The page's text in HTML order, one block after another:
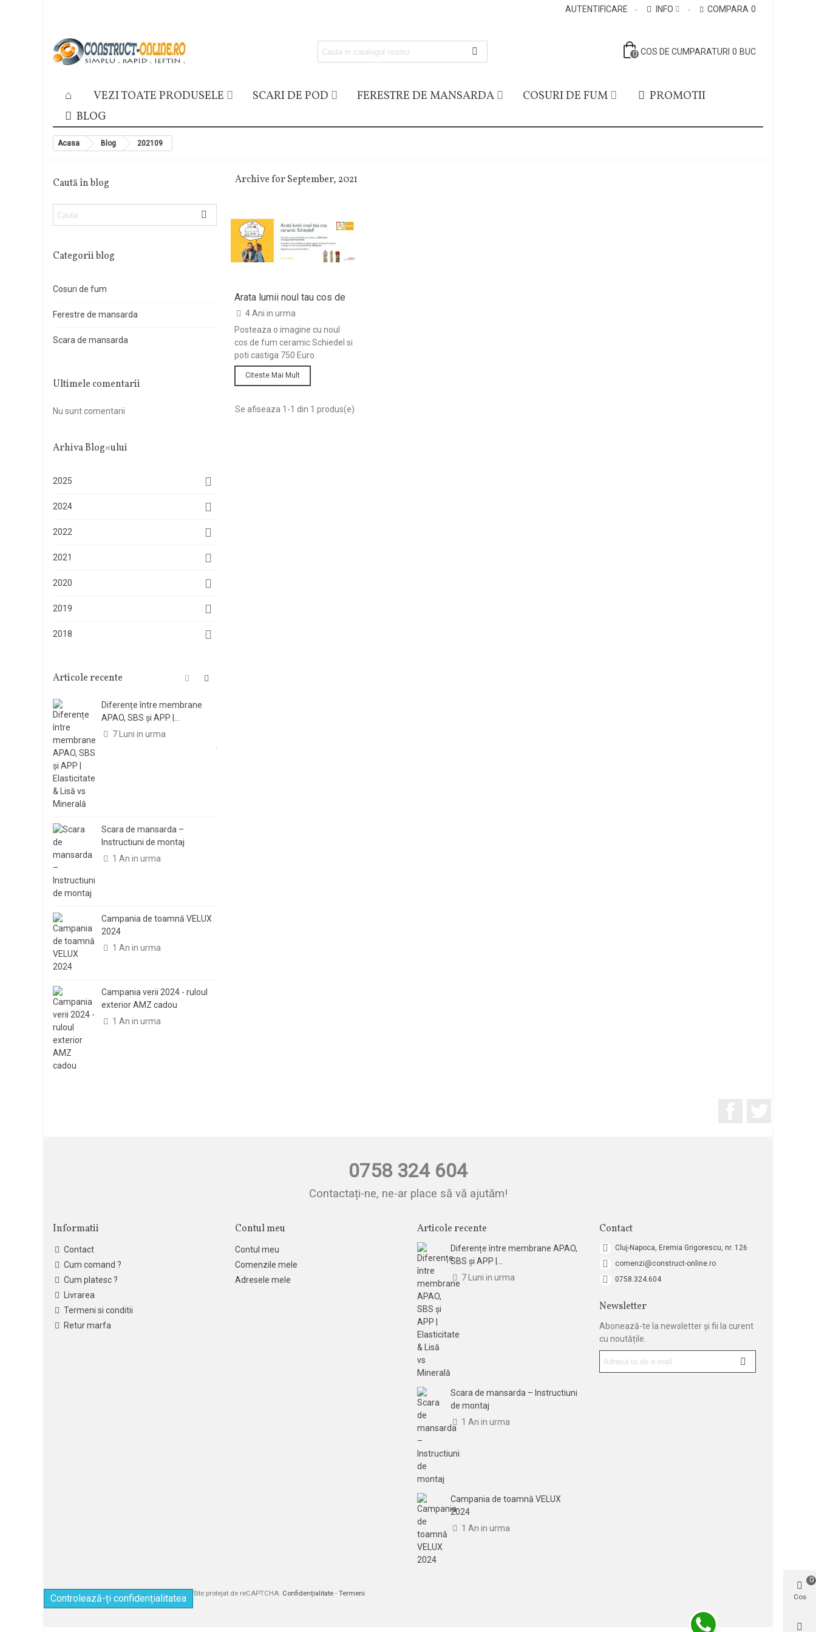
AUTENTIFICARE INFO COMPARA 0
0 COS DE CUMPARATURI 0 BUC
VEZI TOATE PRODUSELE SCARI DE POD FERESTRE DE MANSARDA COSURI DE FUM
PROMOTII
BLOG
Acasa Blog 202109
Caută în blog
Categorii blog
Cosuri de fum
Ferestre de mansarda
Scara de mansarda
Ultimele comentarii
Nu sunt comentarii
Arhiva Blog=ului
2025
2024
2022
2021
2020
2019
2018
Articole recente
Diferențe între membrane
APAO, SBS și APP |...
7 Luni in urma
Scara de mansarda –
Instructiuni de montaj
1 An in urma
Campania de toamnă VELUX
2024
1 An in urma
Campania verii 2024 - ruloul
exterior AMZ cadou
1 An in urma
Archive for September, 2021
Arata lumii noul tau cos de
fum ceramic Schiedel!
4 Ani in urma
Posteaza o imagine cu noul
cos de fum ceramic Schiedel si
poti castiga 750 Euro.
Citeste Mai Mult
Se afiseaza 1-1 din 1 produs(e)
0758 324 604
Contactați-ne, ne-ar place să vă ajutăm!
Informatii
Contact
Cum comand ?
Cum platesc ?
Livrarea
Termeni si conditii
Retur marfa
Contul meu
Contul meu
Comenzile mele
Adresele mele
Articole recente
Diferențe între membrane APAO,
SBS și APP |...
7 Luni in urma
Scara de mansarda – Instructiuni
de montaj
1 An in urma
Campania de toamnă VELUX
2024
1 An in urma
Contact
Cluj-Napoca, Eremia Grigorescu, nr. 126
comenzi@construct-online.ro
0758.324.604
Newsletter
Abonează-te la newsletter și fii la curent
cu noutățile.
Controlează-ți confidențialitatea Site protejat de reCAPTCHA. Confidențialitate - Termeni Cos
0